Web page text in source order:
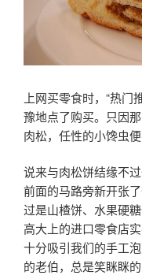
上网买零食时，“热
豫地点了购买。只因
肉松，任性的小馋虫便
说来与肉松饼结缘不
前面的马路旁新开张
过是山楂饼、水果硬
高大上的进口零食店
十分吸引我们的手工
的老伯，总是笑眯眯